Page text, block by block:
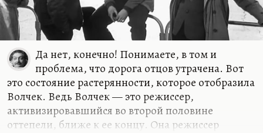
Да нет, конечно! Понимаете, в том и
проблема, что дорога отцов утрачена. Вот
это состояние растерянности, которое отобразила
Волчек. Ведь Волчек — это режиссер,
активизировавшийся во второй половине
оттепели, ближе к ее концу. Она режиссер